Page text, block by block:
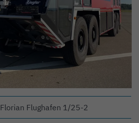
Florian Flughafen 1/25-2